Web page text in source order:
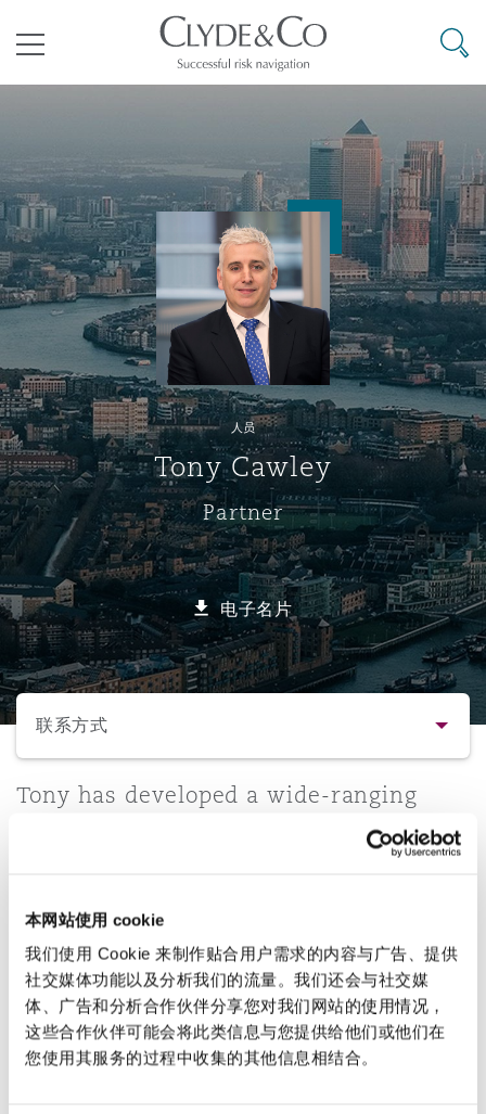
本网站使用 cookie
我们使用 Cookie 来制作贴合用户需求的内容与广告、提供
社交媒体功能以及分析我们的流量。我们还会与社交媒
体、广告和分析合作伙伴分享您对我们网站的使用情况，
这些合作伙伴可能会将此类信息与您提供给他们或他们在
您使用其服务的过程中收集的其他信息相结合。
空 Business Jets
Carrier Liability
Commerical Dispute
Debt Recovery
Emergency Response & Crisis
Management
Finance & Leasing
Insurance Coverage
Non-Contentious
业与咨询
商业
公司
企业、商业与合规保险
数据保护与隐私权
劳动、养老金和移民n
金融
议解决
Commercial Arbitration
Commercial Disputes
Commercial Litigation
源、海洋与贸易
Energy & Natural Resources
Marine
Trade & Commodities
险和再保险
Bermuda Form
Casualty
Corporate, Commercial &
Insurance
Cyber Risk
Employers' & Public Liability
Employment Practices
Financial Institutions,
Healthcare
Insurance Coverage
目和建筑工程
Construction Disputes
环境保护法
基础设施
PPP/PFI
Public Procurement
房地产
管法规与调查
Anti-Bribery & Corruption
Compliance
External Investigations
Financial Services
Fraud & White-Collar Crime
Internal Investigations
Safety, Security, Health &
候变化
Code
& Co Newton - 解锁智能索赔新模式
议融资
Eco Audit
罗
普敦
累斯萨拉姆
翰内斯堡
罗比 – 联营办公室
谷
京
里斯班
庆
港
隆坡 – 联营办公室
尔本
德里 – 联营办公室
海
拉加斯
西哥城
约热内卢
地亚哥 – 联营办公室
保罗
布扎比
罗
哈
拜
达
雅得
特兰大
士顿
尔加里
加哥
拉斯
佛
萨斯城
斯维加斯
阿密
伯丁
尔法斯特
明翰
里斯托尔
里
柏林（圣史蒂芬绿地大厦）
塞尔多夫
尔福德
目录
其礼律所事务所
搜寻
人员
Tony Cawley
Partner
电子名片
选择所需部分
联系方式
联系方式
业务领域
法律解析
Tony has developed a wide-ranging
practice area and his expertise lies
primarily in dealing with complex
liability and public liability claims.
直线
+44 (0) 20 7876 6014
tony.cawley@clydeco.com